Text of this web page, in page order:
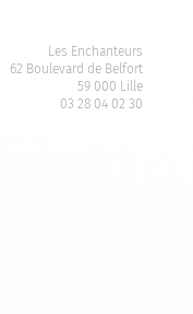
Les Enchanteurs
62 Boulevard de Belfort
59 000 Lille
03 28 04 02 30